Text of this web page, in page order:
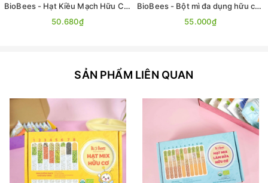
BioBees - Hạt Kiều Mạch Hữu Cơ 200g
50.680₫
BioBees - Bột mì đa dụng hữu cơ 200g - Bột số 11
55.000₫
SẢN PHẨM LIÊN QUAN